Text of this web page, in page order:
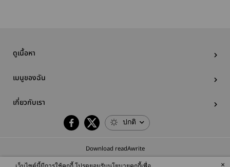
ดูเนื้อหา
เมนูของฉัน
เกี่ยวกับเรา
ปกติ
Download readAwrite
×